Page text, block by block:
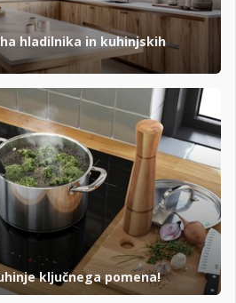
hladilnika in kuhinjskih
ključnega pomena!